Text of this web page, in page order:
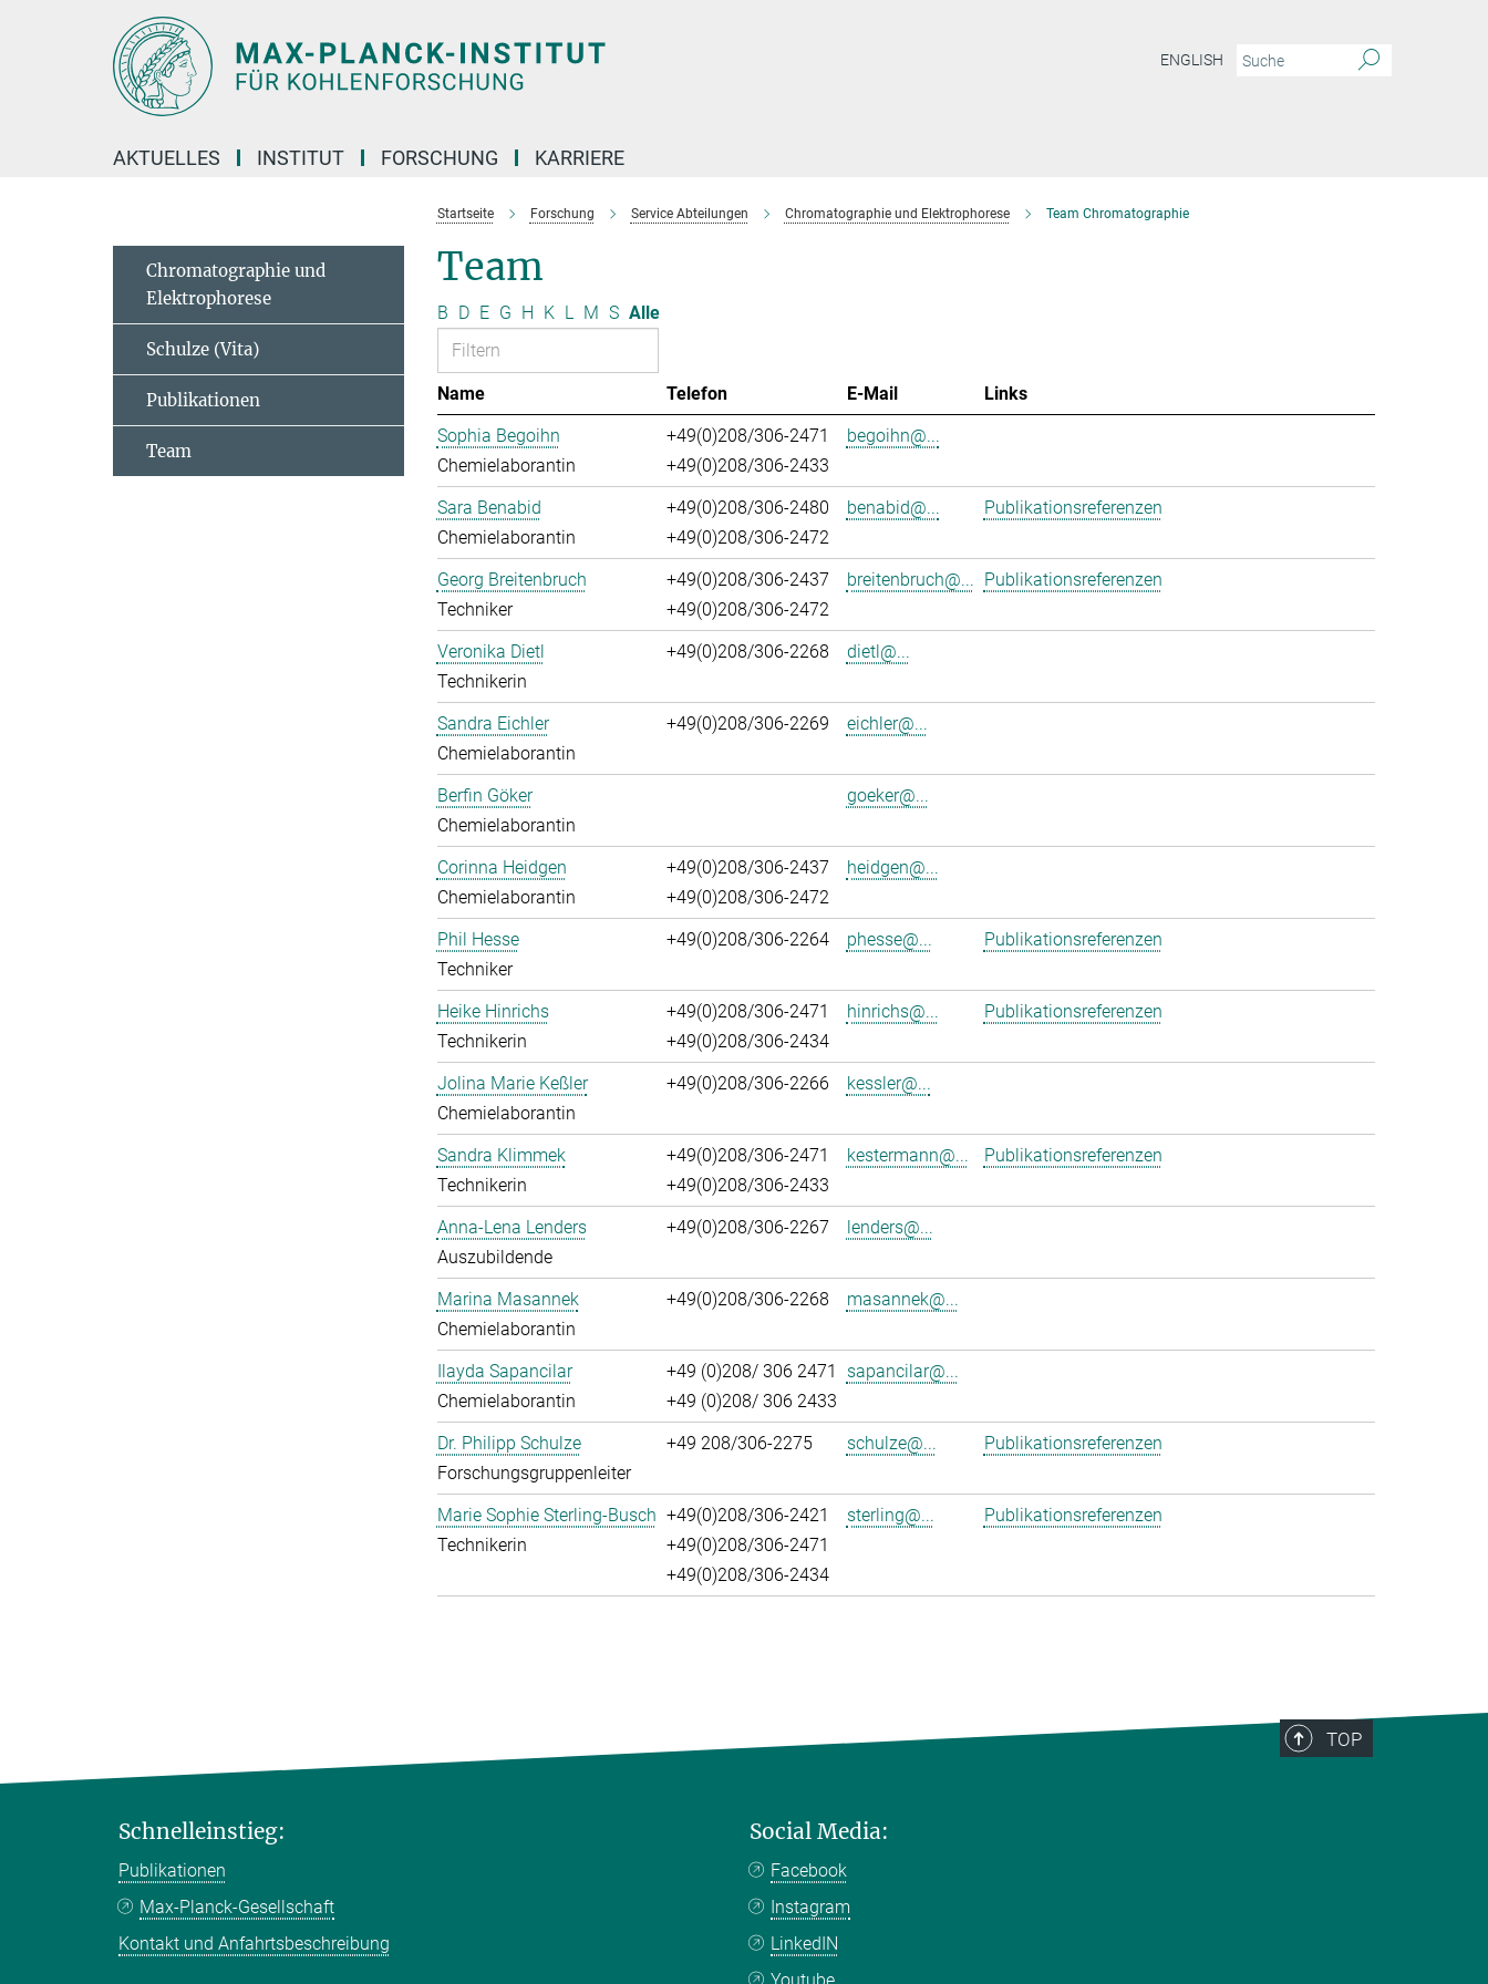
ENGLISH
AKTUELLES INSTITUT FORSCHUNG KARRIERE
Startseite Forschung Service Abteilungen Chromatographie und Elektrophorese Team Chromatographie
Team
B D E G H K L M S Alle
Name Telefon E-Mail
Links
Sophia Begoihn
Chemielaborantin
+49(0)208/306-2471
+49(0)208/306-2433
begoihn@...
Sara Benabid
Chemielaborantin
+49(0)208/306-2480
+49(0)208/306-2472
benabid@... Publikationsreferenzen
Georg Breitenbruch
Techniker
+49(0)208/306-2437
+49(0)208/306-2472
breitenbruch@... Publikationsreferenzen
Veronika Dietl
Technikerin
+49(0)208/306-2268 dietl@...
Sandra Eichler
Chemielaborantin
+49(0)208/306-2269 eichler@...
Berfin Göker
Chemielaborantin
goeker@...
Corinna Heidgen
Chemielaborantin
+49(0)208/306-2437
+49(0)208/306-2472
heidgen@...
Phil Hesse
Techniker
+49(0)208/306-2264 phesse@... Publikationsreferenzen
Heike Hinrichs
Technikerin
+49(0)208/306-2471
+49(0)208/306-2434
hinrichs@... Publikationsreferenzen
Jolina Marie Keßler
Chemielaborantin
+49(0)208/306-2266 kessler@...
Sandra Klimmek
Technikerin
+49(0)208/306-2471
+49(0)208/306-2433
kestermann@... Publikationsreferenzen
Anna-Lena Lenders
Auszubildende
+49(0)208/306-2267 lenders@...
Marina Masannek
Chemielaborantin
+49(0)208/306-2268 masannek@...
Ilayda Sapancilar
Chemielaborantin
+49 (0)208/ 306 2471
+49 (0)208/ 306 2433
sapancilar@...
Dr. Philipp Schulze
Forschungsgruppenleiter
+49 208/306-2275 schulze@... Publikationsreferenzen
Marie Sophie Sterling-Busch
Technikerin
+49(0)208/306-2421
+49(0)208/306-2471
+49(0)208/306-2434
sterling@... Publikationsreferenzen
Chromatographie und
Elektrophorese
Schulze (Vita)
Publikationen
Team
TOP
Schnelleinstieg:
Publikationen
Max-Planck-Gesellschaft
Kontakt und Anfahrtsbeschreibung
Social Media:
Facebook
Instagram
LinkedIN